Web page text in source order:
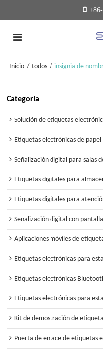
Inicio / todos / insignia de
Categoría
Solución de etiquetas
Etiquetas electrónicas de
Señalización digital para salas
Etiquetas digitales para
Etiquetas digitales para
Señalización digital con
Aplicaciones móviles de
Etiquetas electrónicas para
Etiquetas electrónicas
Etiquetas electrónicas para
Kit de demostración de
Puerta de enlace de etiquetas